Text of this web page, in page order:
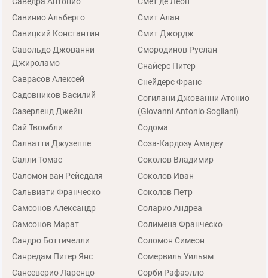
Савинио Альберто
Савицкий Константин
Савольдо Джованни
Джироламо
Саврасов Алексей
Садовников Василий
Сазерленд Джейн
Сай Твомбли
Салватти Джузеппе
Салли Томас
Саломон ван Рейсдаля
Сальвиати Франческо
Самсонов Александр
Самсонов Марат
Сандро Боттичелли
Санредам Питер Янс
Сансеверио Ларенцо
Смит Алан
Смит Джордж
Смородинов Руслан
Снайерс Питер
Снейдерс Франс
Согилани Джованни Атонио
(Giovanni Antonio Sogliani)
Содома
Соза-Кардозу Амадеу
Соколов Владимир
Соколов Иван
Соколов Петр
Соларио Андреа
Солимена Франческо
Соломон Симеон
Сомервиль Уильям
Сорби Рафаэлло